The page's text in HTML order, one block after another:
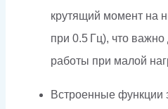
крутящий момент на
при 0.5 Гц), что важно
работы при малой
Встроенные